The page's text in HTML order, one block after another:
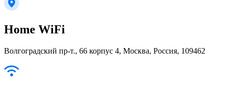
Home WiFi
Волгоградский пр-т., 66 корпус 4, Москва, Россия, 109462